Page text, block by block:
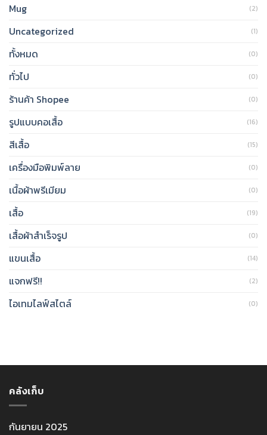
Mug (2)
Uncategorized (1)
ทั้งหมด (0)
ทั่วไป (0)
ร้านค้า Shopee (0)
รูปแบบคอเสื้อ (16)
สีเสื้อ (15)
เครื่องมือพิมพ์ลาย (0)
เนื้อผ้าพรีเมียม (0)
เสื้อ (19)
เสื้อผ้าสำเร็จรูป (0)
แขนเสื้อ (14)
แจกฟรี!! (2)
ไอเทมไลฟ์สไตล์ (0)
คลังเก็บ
กันยายน 2025